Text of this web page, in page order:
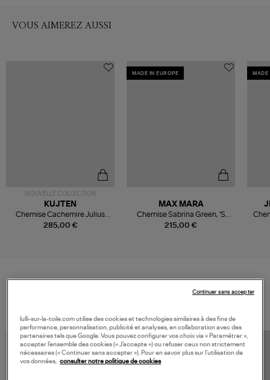
VOUS AIMEREZ AUSSI
NOUVELLE COLLECTION
285,00 €
KUJTEN
Chemise Cachemire Julius
Kaki Chine
MADE IN EUROPE
215,00 €
MAX MARA
Chemise Sabrina Green, 'S
Max
MADE
lulli-sur-la-toile.com utilise des cookies et technologies similaires à des fins de
performance, personnalisation, publicité et analyses, en collaboration avec des
partenaires tels que Google. Vous pouvez configurer vos choix via « Paramétrer »,
accepter l’ensemble des cookies (« J’accepte ») ou refuser ceux non strictement
nécessaires (« Continuer sans accepter »). Pour en savoir plus sur l’utilisation de
vos données, consulter notre politique de cookies
Continuer sans accepter